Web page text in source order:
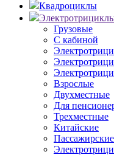
Квадроциклы
Грузовые
С кабиной
Взрослые
Двухместные
Для
Трехместные
Китайские
Пассажирские